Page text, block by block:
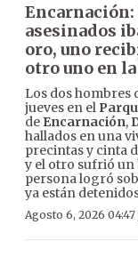
Encarnación:
asesinados
oro, uno
otro uno en
Los dos hombres
jueves en el
de Encarnación,
hallados en una
precintas y cinta
y el otro sufrió un
persona logró
ya están
Agosto 6, 2026 04:47